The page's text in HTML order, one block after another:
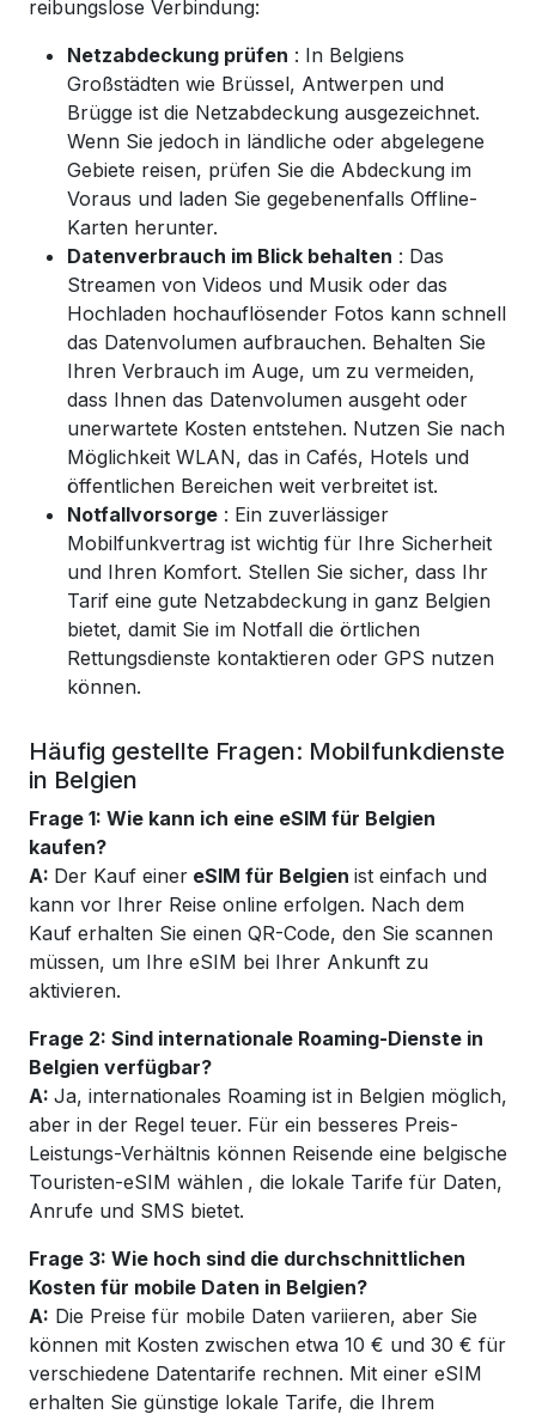
reibungslose Verbindung:
Netzabdeckung prüfen : In Belgiens
Großstädten wie Brüssel, Antwerpen und
Brügge ist die Netzabdeckung ausgezeichnet.
Wenn Sie jedoch in ländliche oder abgelegene
Gebiete reisen, prüfen Sie die Abdeckung im
Voraus und laden Sie gegebenenfalls Offline-
Karten herunter.
Datenverbrauch im Blick behalten : Das
Streamen von Videos und Musik oder das
Hochladen hochauflösender Fotos kann schnell
das Datenvolumen aufbrauchen. Behalten Sie
Ihren Verbrauch im Auge, um zu vermeiden,
dass Ihnen das Datenvolumen ausgeht oder
unerwartete Kosten entstehen. Nutzen Sie nach
Möglichkeit WLAN, das in Cafés, Hotels und
öffentlichen Bereichen weit verbreitet ist.
Notfallvorsorge : Ein zuverlässiger
Mobilfunkvertrag ist wichtig für Ihre Sicherheit
und Ihren Komfort. Stellen Sie sicher, dass Ihr
Tarif eine gute Netzabdeckung in ganz Belgien
bietet, damit Sie im Notfall die örtlichen
Rettungsdienste kontaktieren oder GPS nutzen
können.
Häufig gestellte Fragen: Mobilfunkdienste
in Belgien
Frage 1: Wie kann ich eine eSIM für Belgien
kaufen?
A: Der Kauf einer eSIM für Belgien ist einfach und
kann vor Ihrer Reise online erfolgen. Nach dem
Kauf erhalten Sie einen QR-Code, den Sie scannen
müssen, um Ihre eSIM bei Ihrer Ankunft zu
aktivieren.
Frage 2: Sind internationale Roaming-Dienste in
Belgien verfügbar?
A: Ja, internationales Roaming ist in Belgien möglich,
aber in der Regel teuer. Für ein besseres Preis-
Leistungs-Verhältnis können Reisende eine belgische
Touristen-eSIM wählen , die lokale Tarife für Daten,
Anrufe und SMS bietet.
Frage 3: Wie hoch sind die durchschnittlichen
Kosten für mobile Daten in Belgien?
A: Die Preise für mobile Daten variieren, aber Sie
können mit Kosten zwischen etwa 10 € und 30 € für
verschiedene Datentarife rechnen. Mit einer eSIM
erhalten Sie günstige lokale Tarife, die Ihrem